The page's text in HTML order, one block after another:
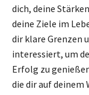
dich, deine
deine Ziele im
dir klare Grenzen
interessiert, um
Erfolg zu
die dir auf deinem